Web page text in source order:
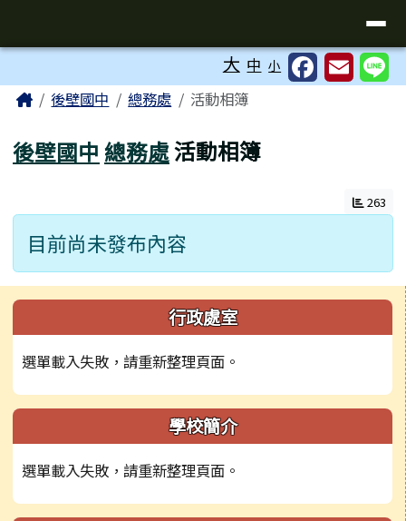
工具列 大 中 小
主內容區域
Home後壁國中 總務處 活動相簿
後壁國中 總務處活動相簿
263
目前尚未發布內容
左邊區域內容 行政處室
選單載入失敗，請重新整理頁面。
學校簡介
選單載入失敗，請重新整理頁面。
頁尾區域